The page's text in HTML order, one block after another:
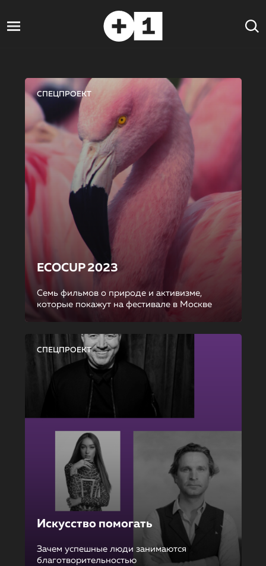
СПЕЦПРОЕКТ
ECOCUP 2023
Семь фильмов о природе и активизме,
которые покажут на фестивале в Москве
СПЕЦПРОЕКТ
Искусство помогать
Зачем успешные люди занимаются
благотворительностью